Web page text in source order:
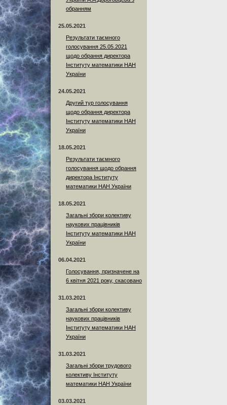
обранням
25.05.2021
Результати таємного
голосування 25.05.2021
щодо обрання директора
Інституту математики НАН
України
24.05.2021
Другий тур голосування
щодо обрання директора
Інституту математики НАН
України
18.05.2021
Результати таємного
голосування щодо обрання
директора Інституту
математики НАН України
18.05.2021
Загальні збори колективу
наукових працівників
Інституту математики НАН
України
06.04.2021
Голосування, призначене на
6 квітня 2021 року, скасовано
31.03.2021
Загальні збори колективу
наукових працівників
Інституту математики НАН
України
31.03.2021
Загальні збори трудового
колективу Інституту
математики НАН України
03.03.2021